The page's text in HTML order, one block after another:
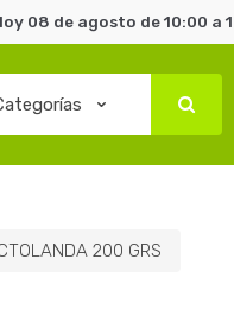
08 de agosto de 10:00 a
200 GRS